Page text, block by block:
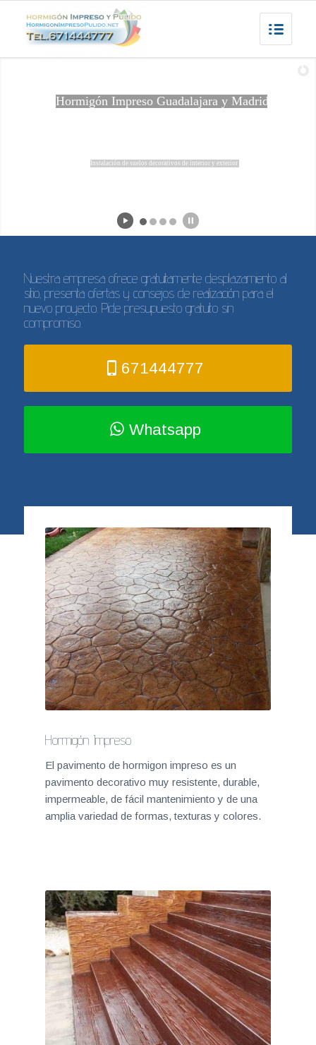
Instalación de suelos decorativos de interior y exterior
Hormigón Impreso Guadalajara y Madrid
Nuestra empresa ofrece gratuitamente desplazamiento al
sitio, presenta ofertas y consejos de realización para el
nuevo proyecto. Pide presupuesto gratuito sin
compromiso.
671444777
Whatsapp
Hormigón Impreso
El pavimento de hormigon impreso es un
pavimento decorativo muy resistente, durable,
impermeable, de fácil mantenimiento y de una
amplia variedad de formas, texturas y colores.